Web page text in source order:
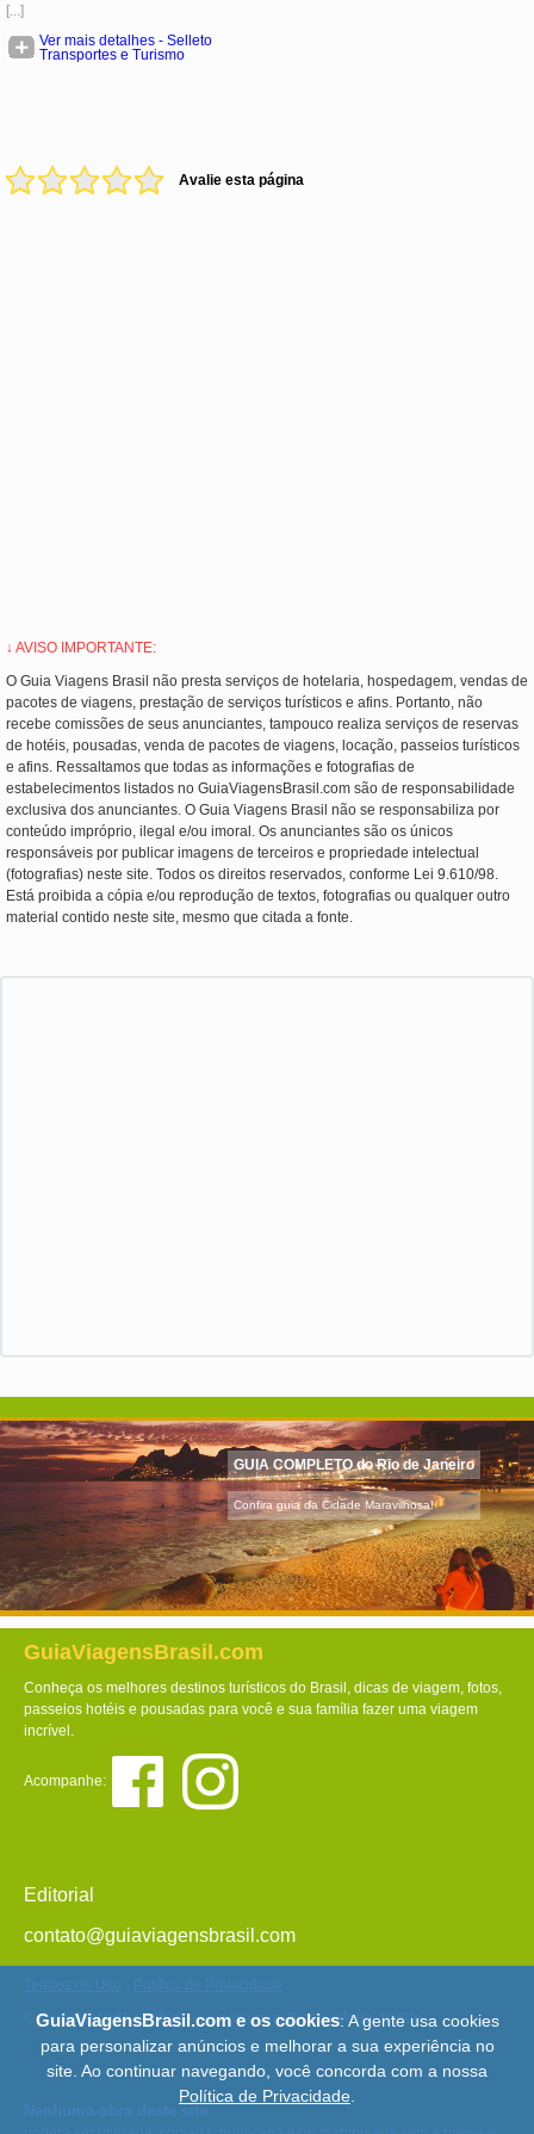
[...]
Ver mais detalhes - Selleto
Transportes e Turismo
Avalie esta página
↓ AVISO IMPORTANTE:
O Guia Viagens Brasil não presta serviços de hotelaria, hospedagem, vendas de
pacotes de viagens, prestação de serviços turísticos e afins. Portanto, não
recebe comissões de seus anunciantes, tampouco realiza serviços de reservas
de hotéis, pousadas, venda de pacotes de viagens, locação, passeios turísticos
e afins. Ressaltamos que todas as informações e fotografias de
estabelecimentos listados no GuiaViagensBrasil.com são de responsabilidade
exclusiva dos anunciantes. O Guia Viagens Brasil não se responsabiliza por
conteúdo impróprio, ilegal e/ou imoral. Os anunciantes são os únicos
responsáveis por publicar imagens de terceiros e propriedade intelectual
(fotografias) neste site. Todos os direitos reservados, conforme Lei 9.610/98.
Está proibida a cópia e/ou reprodução de textos, fotografias ou qualquer outro
material contido neste site, mesmo que citada a fonte.
GUIA COMPLETO do Rio de Janeiro
Confira guia da Cidade Maravilhosa!
GuiaViagensBrasil.com
Conheça os melhores destinos turísticos do Brasil, dicas de viagem, fotos,
passeios hotéis e pousadas para você e sua família fazer uma viagem
incrível.
Acompanhe:
Editorial
contato@guiaviagensbrasil.com
Termos de Uso
Política de Privacidade
© Copyright 2013 - 2026 - Guia Viagens Brasil -Mapa do Site
Nenhuma obra deste site
GuiaViagensBrasil.com e os cookies: A gente usa cookies
para personalizar anúncios e melhorar a sua experiência no
site. Ao continuar navegando, você concorda com a nossa
Política de Privacidade